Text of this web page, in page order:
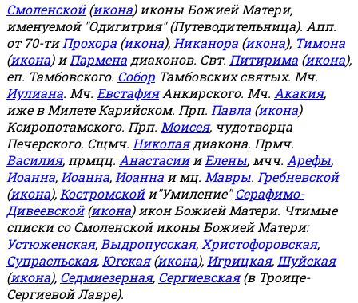
Смоленской(икона) иконы Божией Матери,
именуемой "Одигитрия" (Путеводительница). Апп.
от 70-тиПрохора (икона), Никанора (икона), Тимона
(икона) иПармена диаконов. Свт. Питирима (икона),
еп. Тамбовского. Собор Тамбовских святых. Мч.
Иулиана. Мч. ЕвстафияАнкирского. Мч. Акакия,
иже в Милете Карийском. Прп. Павла (икона)
Ксиропотамского. Прп. Моисея, чудотворца
Печерского. Сщмч. Николаядиакона. Прмч.
Василия, прмцц. АнастасиииЕлены, мчч. Арефы,
Иоанна, Иоанна, Иоанна и мц. Мавры. Гребневской
(икона), Костромскойи"Умиление"Серафимо-
Дивеевской(икона) икон Божией Матери. Чтимые
списки со Смоленской иконы Божией Матери:
Устюженская, Выдропусская, Христофоровская,
Супрасльская, Югская(икона), Игрицкая, Шуйская
(икона), Седмиезерная, Сергиевская(в Троице-
Сергиевой Лавре).